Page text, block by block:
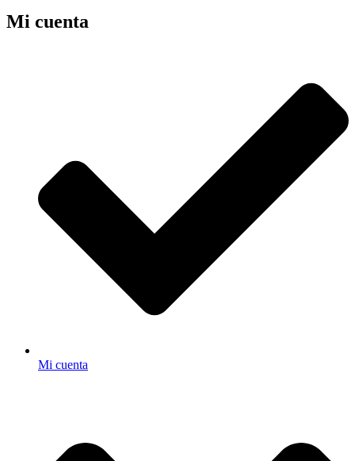
Mi cuenta
Mi cuenta